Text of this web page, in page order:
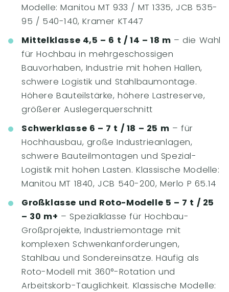
Modelle: Manitou MT 933 / MT 1335, JCB 535-
95 / 540-140, Kramer KT447
Mittelklasse 4,5 – 6 t / 14 – 18 m – die Wahl
für Hochbau in mehrgeschossigen
Bauvorhaben, Industrie mit hohen Hallen,
schwere Logistik und Stahlbaumontage.
Höhere Bauteilstärke, höhere Lastreserve,
größerer Auslegerquerschnitt
Schwerklasse 6 – 7 t / 18 – 25 m – für
Hochhausbau, große Industrieanlagen,
schwere Bauteilmontagen und Spezial-
Logistik mit hohen Lasten. Klassische Modelle:
Manitou MT 1840, JCB 540-200, Merlo P 65.14
Großklasse und Roto-Modelle 5 – 7 t / 25
– 30 m+ – Spezialklasse für Hochbau-
Großprojekte, Industriemontage mit
komplexen Schwenkanforderungen,
Stahlbau und Sondereinsätze. Häufig als
Roto-Modell mit 360°-Rotation und
Arbeitskorb-Tauglichkeit. Klassische Modelle: